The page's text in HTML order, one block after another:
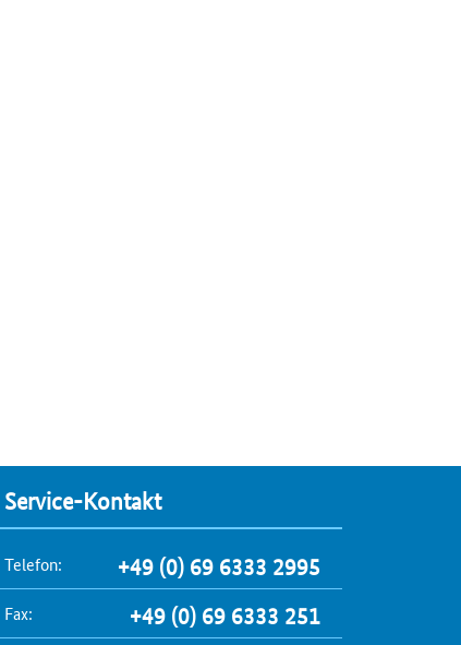
Service-Kontakt
Telefon: +49 (0) 69 6333 2995
Fax: +49 (0) 69 6333 251